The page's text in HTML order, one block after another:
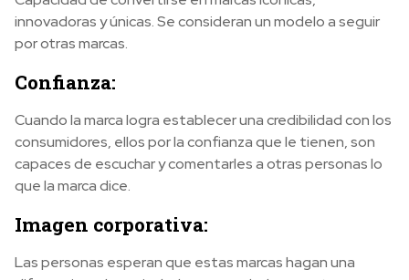
innovadoras y únicas. Se consideran un modelo a seguir
por otras marcas.
Confianza:
Cuando la marca logra establecer una credibilidad con los
consumidores, ellos por la confianza que le tienen, son
capaces de escuchar y comentarles a otras personas lo
que la marca dice.
Imagen corporativa:
Las personas esperan que estas marcas hagan una